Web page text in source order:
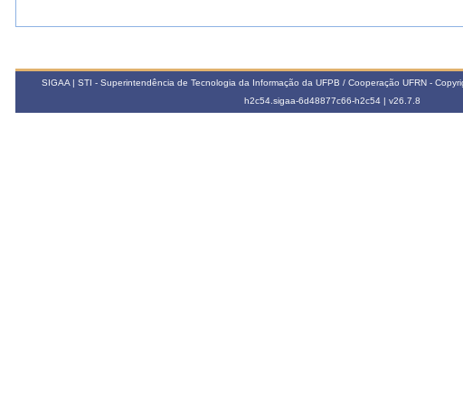
SIGAA | STI - Superintendência de Tecnologia da Informação da UFPB / Cooperação UFRN -
h2c54.sigaa-6d48877c66-h2c54 | v26.7.8